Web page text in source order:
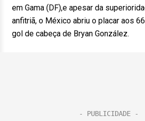
em Gama (DF),e apesar da
anfitriã, o México abriu o placar aos
gol de cabeça de Bryan González.